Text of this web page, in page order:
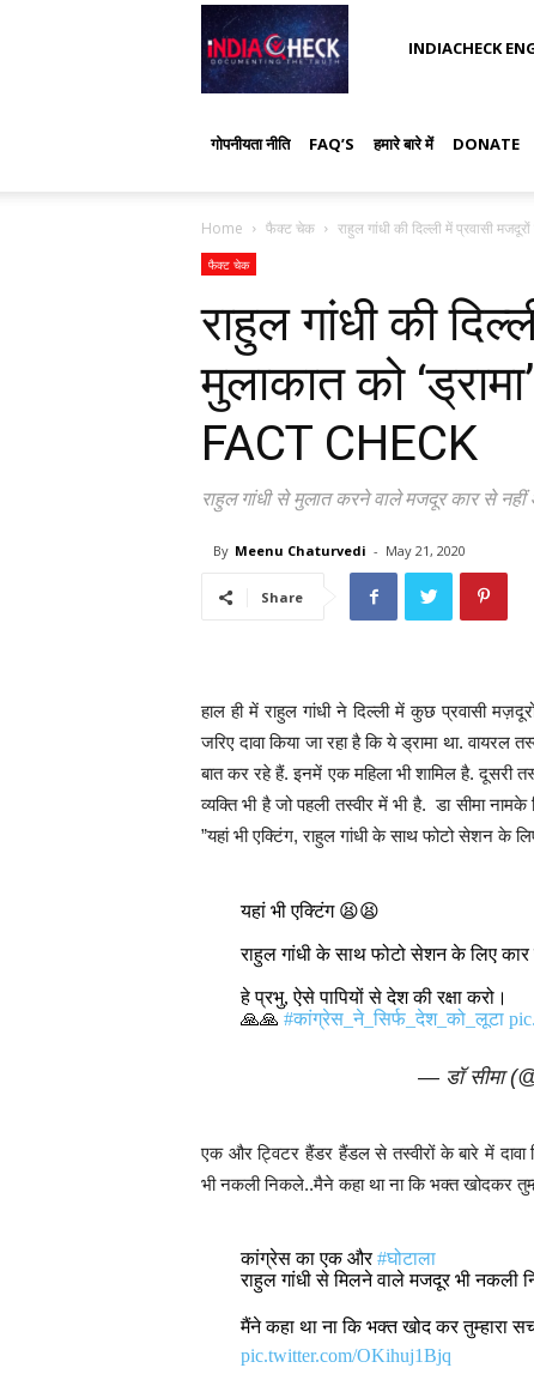
IndiaCheckINDIACHECK
गोपनीयता नीति FAQ’S हमारे बारे में DONATE
Home फैक्ट चेक राहुल गांधी की दिल्ली में प्रवासी
फैक्ट चेक
राहुल गांधी की
मुलाकात को
FACT CHECK
राहुल गांधी से मुलात करने वाले मजदूर कार से
By Meenu Chaturvedi - May 21, 2020
Share
हाल ही में राहुल गांधी ने दिल्ली में कुछ प्रवासी
जरिए दावा किया जा रहा है कि ये ड्रामा था.
बात कर रहे हैं. इनमें एक महिला भी शामिल है. दूसरी
व्यक्ति भी है जो पहली तस्वीर में भी है. डा सीमा
”यहां भी एक्टिंग, राहुल गांधी के साथ फोटो सेशन के
यहां भी एक्टिंग 😫😫
राहुल गांधी के साथ फोटो सेशन के लिए
हे प्रभु, ऐसे पापियों से देश की रक्षा करो।
🙏🙏 #कांग्रेस_ने_सिर्फ_देश_को_लूटा
— डॉ सीमा
एक और ट्विटर हैंडर हैंडल से तस्वीरों के बारे में दावा
भी नकली निकले..मैने कहा था ना कि भक्त खोदकर
कांग्रेस का एक और#घोटाला
राहुल गांधी से मिलने वाले मजदूर भी नकली
मैंने कहा था ना कि भक्त खोद कर तुम्हारा
pic.twitter.com/OKihuj1Bjq